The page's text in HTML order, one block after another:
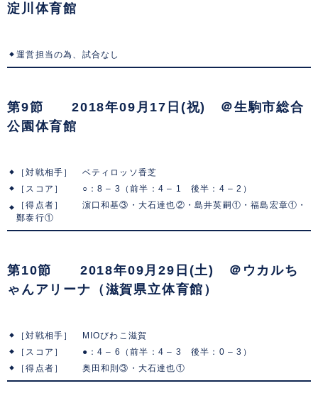
淀川体育館
運営担当の為、試合なし
第9節 2018年09月17日(祝) ＠生駒市総合
公園体育館
［対戦相手］ ベティロッソ香芝
［スコア］ ○：8 – 3（前半：4 – 1 後半：4 – 2）
［得点者］ 濵口和基③・大石達也②・島井英嗣①・福島宏章①・
鄭泰行①
第10節 2018年09月29日(土) ＠ウカルち
ゃんアリーナ（滋賀県立体育館）
［対戦相手］ MIOびわこ滋賀
［スコア］ ●：4 – 6（前半：4 – 3 後半：0 – 3）
［得点者］ 奥田和則③・大石達也①